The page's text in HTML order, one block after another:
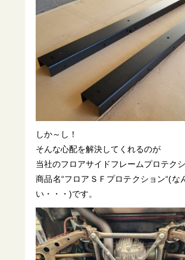
しか～し！
そんな心配を解決してくれるのが
当社のフロアサイドフレームプロテクシ
商品名“フロアＳＦプロテクション“(な
い・・・)です。